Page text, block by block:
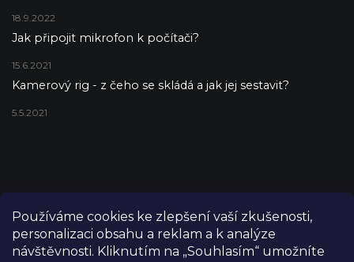
Používáme cookies ke zlepšení vaší zkušenosti,
personalizaci obsahu a reklam a k analýze
návštěvnosti. Kliknutím na „Souhlasím“ umožníte
18.9.2022
Jak připojit mikrofon k počítači?
15.6.2021
Kamerový rig - z čeho se skládá a jak jej sestavit?
5.5.2021